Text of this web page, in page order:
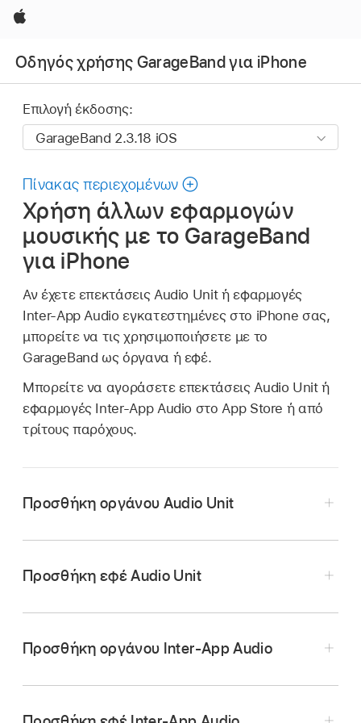
Apple
Οδηγός χρήσης GarageBand για iPhone
Επιλογή έκδοσης:
Πίνακας περιεχομένων
Χρήση άλλων εφαρμογών
μουσικής με το GarageBand
για iPhone
Αν έχετε επεκτάσεις Audio Unit ή εφαρμογές
Inter-App Audio εγκατεστημένες στο iPhone σας,
μπορείτε να τις χρησιμοποιήσετε με το
GarageBand ως όργανα ή εφέ.
Μπορείτε να αγοράσετε επεκτάσεις Audio Unit ή
εφαρμογές Inter-App Audio στο App Store ή από
τρίτους παρόχους.
Προσθήκη οργάνου Audio Unit
Στην Περιήγηση ήχων, σαρώσετε αριστερά ή
Προσθήκη εφέ Audio Unit
Προσθήκη οργάνου Inter-App Audio